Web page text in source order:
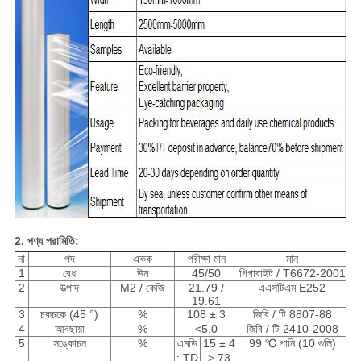
2. পণ্য পরামিতি:
না
পদ একক পরীক্ষা মান
মান
1
বেধ উম 45/50
গিগাবাইট / T6672-2001
2
উত্পাদ M2 / কেজি
21.79 /
19.61
এএসটিএম E252
3 চকচকে (45 °) % 108 ± 3
জিবি / টি 8807-88
4
আবছায়া % <5.0
জিবি / টি 2410-2008
5
সঙ্কোচন % এমডি 15 ± 4
99 ℃ পানি (10 গুলি)
: TD
> 73